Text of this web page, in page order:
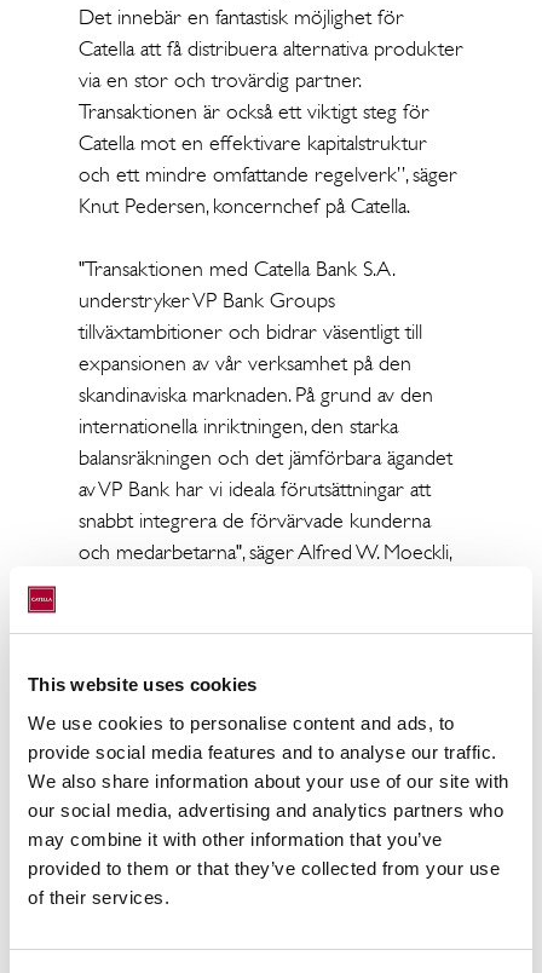
This website uses cookies
We use cookies to personalise content and ads, to
provide social media features and to analyse our traffic.
We also share information about your use of our site with
our social media, advertising and analytics partners who
may combine it with other information that you’ve
provided to them or that they’ve collected from your use
of their services.
Det innebär en fantastisk möjlighet för
Catella att få distribuera alternativa produkter
via en stor och trovärdig partner.
Transaktionen är också ett viktigt steg för
Catella mot en effektivare kapitalstruktur
och ett mindre omfattande regelverk”, säger
Knut Pedersen, koncernchef på Catella.
"Transaktionen med Catella Bank S.A.
understryker VP Bank Groups
tillväxtambitioner och bidrar väsentligt till
expansionen av vår verksamhet på den
skandinaviska marknaden. På grund av den
internationella inriktningen, den starka
balansräkningen och det jämförbara ägandet
av VP Bank har vi ideala förutsättningar att
snabbt integrera de förvärvade kunderna
och medarbetarna", säger Alfred W. Moeckli,
2 miljarder kronor eftersom både tillgångar
Bank som ett led i inkråmsöverlåtelsen.
Försäljningspriset är beroende av vissa villkor
relaterade till förvaltat kapital på
transaktionsdagen. Transaktionen förväntas
vara avslutad den första februari 2019.